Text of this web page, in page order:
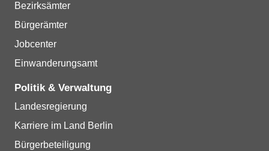
Bezirksämter
Bürgerämter
Jobcenter
Einwanderungsamt
Politik & Verwaltung
Landesregierung
Karriere im Land Berlin
Bürgerbeteiligung